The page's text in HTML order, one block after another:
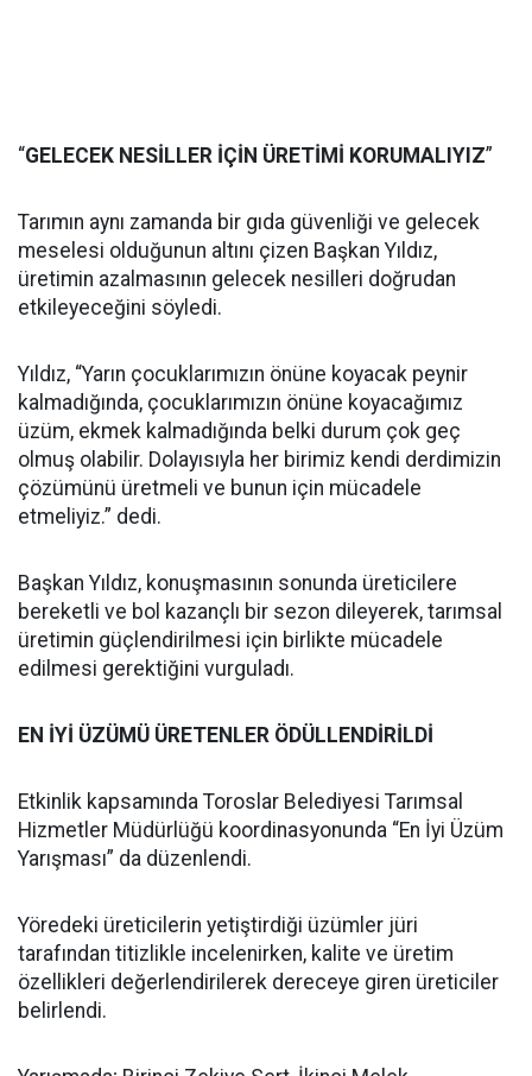
“GELECEK NESİLLER İÇİN ÜRETİMİ KORUMALIYIZ”
Tarımın aynı zamanda bir gıda güvenliği ve gelecek
meselesi olduğunun altını çizen Başkan Yıldız,
üretimin azalmasının gelecek nesilleri doğrudan
etkileyeceğini söyledi.
Yıldız, “Yarın çocuklarımızın önüne koyacak peynir
kalmadığında, çocuklarımızın önüne koyacağımız
üzüm, ekmek kalmadığında belki durum çok geç
olmuş olabilir. Dolayısıyla her birimiz kendi derdimizin
çözümünü üretmeli ve bunun için mücadele
etmeliyiz.” dedi.
Başkan Yıldız, konuşmasının sonunda üreticilere
bereketli ve bol kazançlı bir sezon dileyerek, tarımsal
üretimin güçlendirilmesi için birlikte mücadele
edilmesi gerektiğini vurguladı.
EN İYİ ÜZÜMÜ ÜRETENLER ÖDÜLLENDİRİLDİ
Etkinlik kapsamında Toroslar Belediyesi Tarımsal
Hizmetler Müdürlüğü koordinasyonunda “En İyi Üzüm
Yarışması” da düzenlendi.
Yöredeki üreticilerin yetiştirdiği üzümler jüri
tarafından titizlikle incelenirken, kalite ve üretim
özellikleri değerlendirilerek dereceye giren üreticiler
belirlendi.